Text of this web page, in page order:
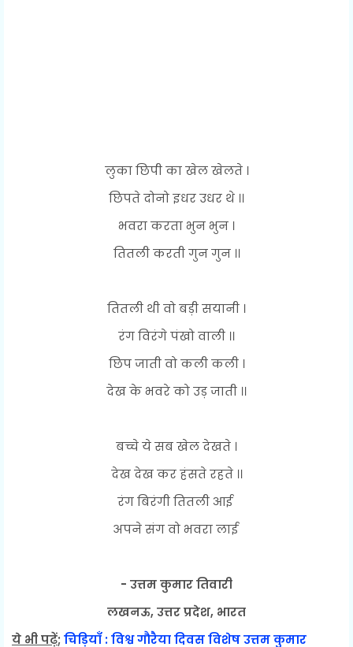
लुका छिपी का खेल खेलते ।
छिपते दोनो इधर उधर थे ।।
भवरा करता भुन भुन ।
तितली करती गुन गुन ।।
तितली थी वो बड़ी सयानी ।
रंग विरंगे पंखो वाली ।।
छिप जाती वो कली कली ।
देख के भवरे को उड़ जाती ।।
बच्चे ये सब खेल देखते ।
देख देख कर हंसते रहते ।।
रंग बिरंगी तितली आई
अपने संग वो भवरा लाई
- उत्तम कुमार तिवारी
लखनऊ, उत्तर प्रदेश, भारत
ये भी पढ़ें; चिड़ियाँ : विश्व गौरैया दिवस विशेष उत्तम कुमार